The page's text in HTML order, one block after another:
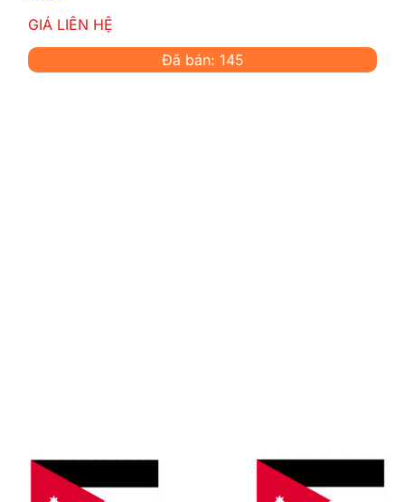
GIÁ LIÊN HỆ
Đã bán: 145